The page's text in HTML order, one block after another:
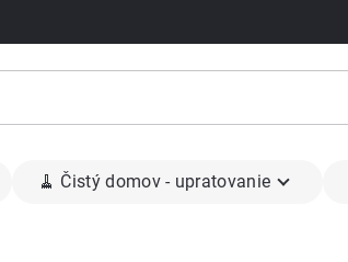
🧹 Čistý domov - upratovanie